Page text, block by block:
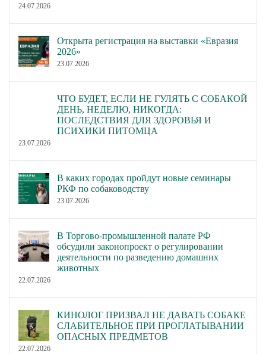
24.07.2026
Открыта регистрация на выставки «Евразия
2026»
23.07.2026
ЧТО БУДЕТ, ЕСЛИ НЕ ГУЛЯТЬ С СОБАКОЙ
ДЕНЬ, НЕДЕЛЮ, НИКОГДА:
ПОСЛЕДСТВИЯ ДЛЯ ЗДОРОВЬЯ И
ПСИХИКИ ПИТОМЦА
23.07.2026
В каких городах пройдут новые семинары
РКФ по собаководству
23.07.2026
В Торгово-промышленной палате РФ
обсудили законопроект о регулировании
деятельности по разведению домашних
животных
22.07.2026
КИНОЛОГ ПРИЗВАЛ НЕ ДАВАТЬ СОБАКЕ
СЛАБИТЕЛЬНОЕ ПРИ ПРОГЛАТЫВАНИИ
ОПАСНЫХ ПРЕДМЕТОВ
22.07.2026